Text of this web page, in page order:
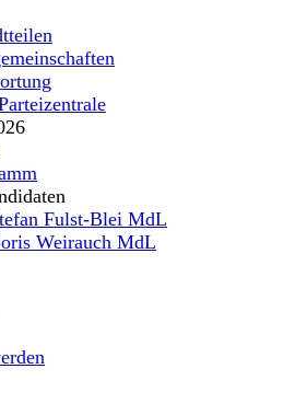
Fulst-Blei MdL
Weirauch MdL